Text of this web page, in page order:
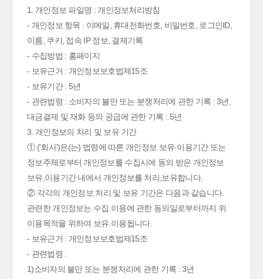
1. 개인정보 파일명 : 개인정보처리방침
- 개인정보 항목 : 이메일, 휴대전화번호, 비밀번호, 로그인ID,
이름, 쿠키, 접속 IP 정보, 결제기록
- 수집방법 : 홈페이지
- 보유근거 : 개인정보보호법제15조
- 보유기간 : 5년
- 관련법령 : 소비자의 불만 또는 분쟁처리에 관한 기록 : 3년,
대금결제 및 재화 등의 공급에 관한 기록 : 5년
3. 개인정보의 처리 및 보유 기간
① ('회사')은(는) 법령에 따른 개인정보 보유·이용기간 또는
정보주체로부터 개인정보를 수집시에 동의 받은 개인정보
보유,이용기간 내에서 개인정보를 처리,보유합니다.
② 각각의 개인정보 처리 및 보유 기간은 다음과 같습니다.
관련한 개인정보는 수집.이용에 관한 동의일로부터까지 위
이용목적을 위하여 보유.이용됩니다.
- 보유근거 : 개인정보보호법제15조
- 관련법령 :
1)소비자의 불만 또는 분쟁처리에 관한 기록 : 3년